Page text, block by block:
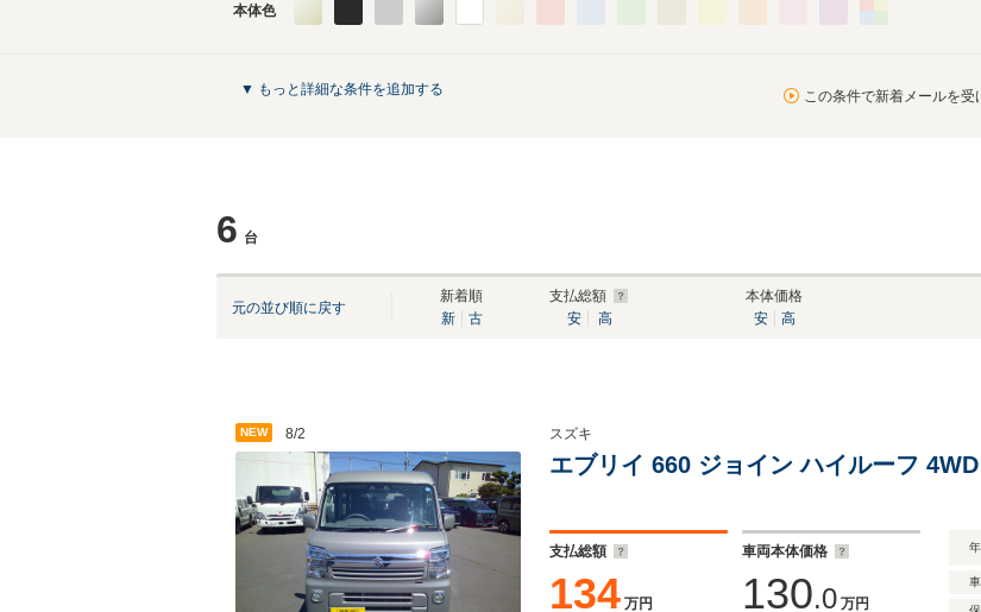
本体色
▼ もっと詳細な条件を追加する この条件で新着メールを受
6 台
元の並び順に戻す
新着順
新
古
支払総額
安
高
本体価格
安
高
NEW 8/2 スズキ
エブリイ 660 ジョイン ハイルーフ
支払総額
134 万円
車両本体価格
130.0 万円